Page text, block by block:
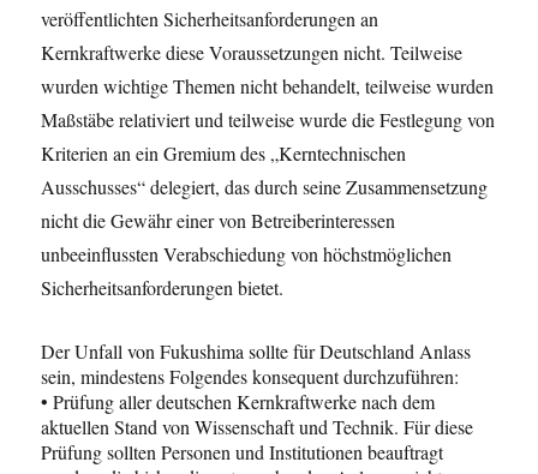
veröffentlichten Sicherheitsanforderungen an
Kernkraftwerke diese Voraussetzungen nicht. Teilweise
wurden wichtige Themen nicht behandelt, teilweise wurden
Maßstäbe relativiert und teilweise wurde die Festlegung von
Kriterien an ein Gremium des „Kerntechnischen
Ausschusses“ delegiert, das durch seine Zusammensetzung
nicht die Gewähr einer von Betreiberinteressen
unbeeinflussten Verabschiedung von höchstmöglichen
Sicherheitsanforderungen bietet.
Der Unfall von Fukushima sollte für Deutschland Anlass
sein, mindestens Folgendes konsequent durchzuführen:
• Prüfung aller deutschen Kernkraftwerke nach dem
aktuellen Stand von Wissenschaft und Technik. Für diese
Prüfung sollten Personen und Institutionen beauftragt